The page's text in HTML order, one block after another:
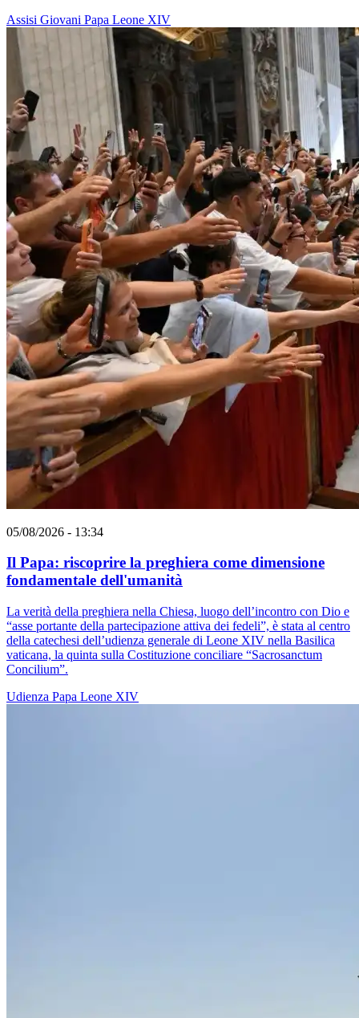
Assisi Giovani Papa Leone XIV
05/08/2026 - 13:34
Il Papa: riscoprire la preghiera come dimensione
fondamentale dell'umanità
La verità della preghiera nella Chiesa, luogo dell’incontro con Dio e
“asse portante della partecipazione attiva dei fedeli”, è stata al centro
della catechesi dell’udienza generale di Leone XIV nella Basilica
vaticana, la quinta sulla Costituzione conciliare “Sacrosanctum
Concilium”.
Udienza Papa Leone XIV